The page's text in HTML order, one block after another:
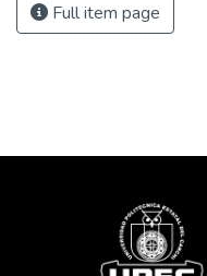
Full item page